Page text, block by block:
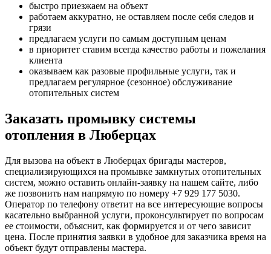
быстро приезжаем на объект
работаем аккуратно, не оставляем после себя следов и
грязи
предлагаем услуги по самым доступным ценам
в приоритет ставим всегда качество работы и пожелания
клиента
оказываем как разовые профильные услуги, так и
предлагаем регулярное (сезонное) обслуживание
отопительных систем
Заказать промывку системы
отопления в Люберцах
Для вызова на объект в Люберцах бригады мастеров,
специализирующихся на промывке замкнутых отопительных
систем, можно оставить онлайн-заявку на нашем сайте, либо
же позвонить нам напрямую по номеру +7 929 177 5030.
Оператор по телефону ответит на все интересующие вопросы
касательно выбранной услуги, проконсультирует по вопросам
ее стоимости, объяснит, как формируется и от чего зависит
цена. После принятия заявки в удобное для заказчика время на
объект будут отправлены мастера.